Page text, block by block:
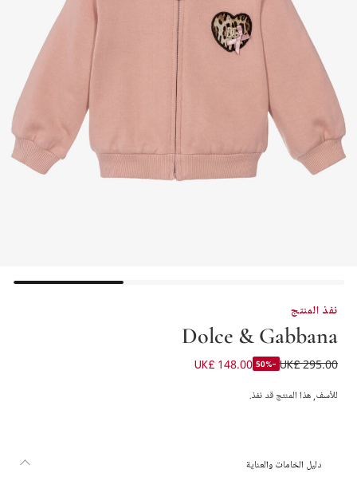
نفذ المنتج
Dolce & Gabbana
توب بسحاب لون زهري داكن للبنات
UK£ 295.00
-50%
UK£ 148.00
للأسف, هذا المنتج قد نفذ.
دليل الخامات والعناية